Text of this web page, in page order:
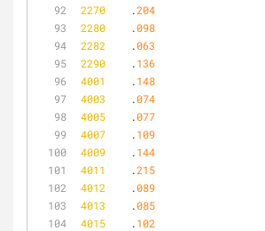
2270
	.
204
2280
	.
098
2282
	.
063
2290
	.
136
4001
	.
148
4003
	.
074
4005
	.
077
4007
	.
109
4009
	.
144
4011
	.
215
4012
	.
089
4013
	.
085
4015
	.
102